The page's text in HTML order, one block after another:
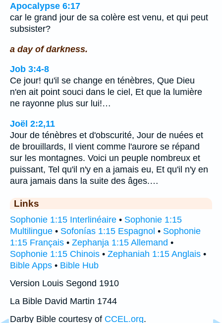
Apocalypse 6:17
car le grand jour de sa colère est venu, et qui peut
subsister?
a day of darkness.
Job 3:4-8
Ce jour! qu'il se change en ténèbres, Que Dieu
n'en ait point souci dans le ciel, Et que la lumière
ne rayonne plus sur lui!…
Joël 2:2,11
Jour de ténèbres et d'obscurité, Jour de nuées et
de brouillards, Il vient comme l'aurore se répand
sur les montagnes. Voici un peuple nombreux et
puissant, Tel qu'il n'y en a jamais eu, Et qu'il n'y en
aura jamais dans la suite des âges.…
Links
Sophonie 1:15 Interlinéaire • Sophonie 1:15
Multilingue • Sofonías 1:15 Espagnol • Sophonie
1:15 Français • Zephanja 1:15 Allemand •
Sophonie 1:15 Chinois • Zephaniah 1:15 Anglais •
Bible Apps • Bible Hub
Version Louis Segond 1910
La Bible David Martin 1744
Darby Bible courtesy of CCEL.org.